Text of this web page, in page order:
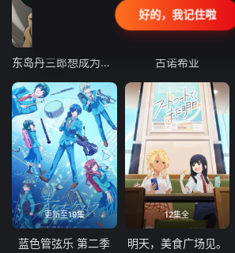
东岛丹三郎想成为假面骑士
更新至21集
古诺希亚
更新至19集
蓝色管弦乐 第二季
12集全
明天，美食广场见。
好的，我记住啦